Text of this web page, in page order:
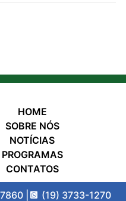
HOME
SOBRE NÓS
NOTÍCIAS
PROGRAMAS
CONTATOS
| (19) 3733-1270